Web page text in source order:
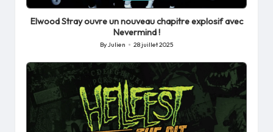
in
Elwood Stray ouvre un nouveau chapitre explosif avec
Nevermind !
Posted
by
ByJulien 28 juillet 2025